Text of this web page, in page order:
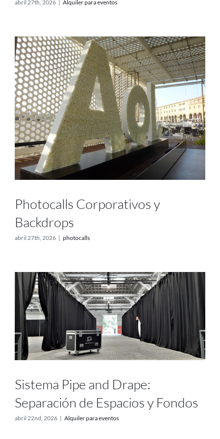
abril 27th, 2026 Alquiler para eventos
Photocalls Corporativos y
Backdrops
abril 27th, 2026 | photocalls
Sistema Pipe and Drape:
Separación de Espacios y Fondos
abril 22nd, 2026 | Alquiler para eventos